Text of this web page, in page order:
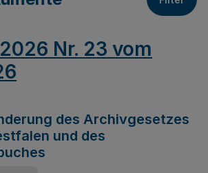
2026 Nr. 23 vom
des Archivgesetzes
und des